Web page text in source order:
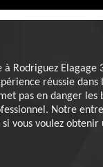
à Rodriguez Elagage
réussie
pas en danger les
Notre
vous voulez